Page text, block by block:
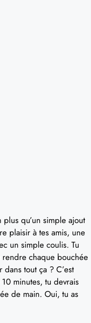
qu’un simple ajout
plaisir à tes amis, une
un simple coulis. Tu
rendre chaque bouchée
tout ça ? C’est
minutes, tu devrais
de main. Oui, tu as